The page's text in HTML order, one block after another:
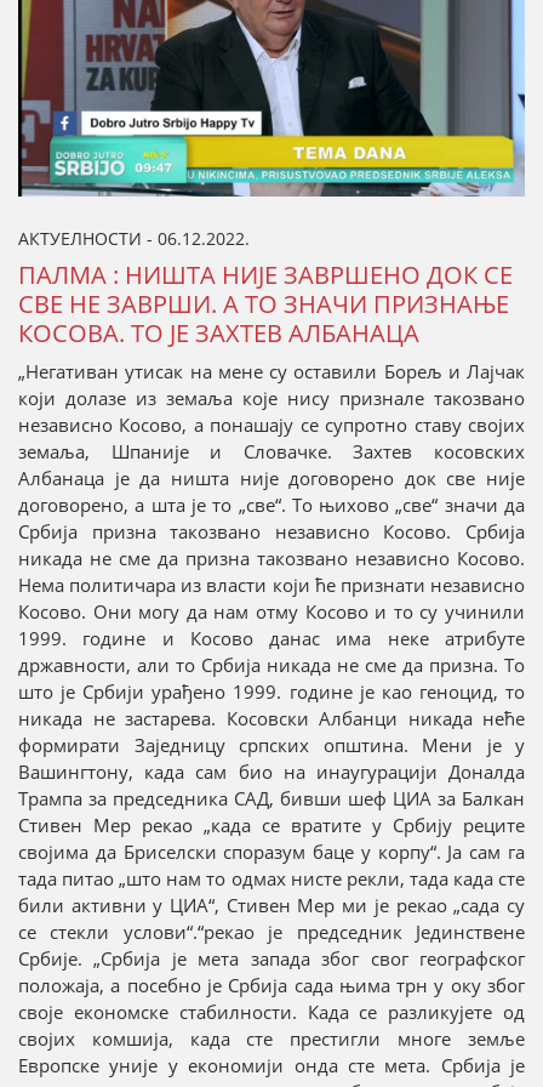
АКТУЕЛНОСТИ - 06.12.2022.
ПАЛМА : НИШТА НИЈЕ ЗАВРШЕНО ДОК СЕ
СВЕ НЕ ЗАВРШИ. А ТО ЗНАЧИ ПРИЗНАЊЕ
КОСОВА. ТО ЈЕ ЗАХТЕВ АЛБАНАЦА
„Негативан утисак на мене су оставили Борељ и Лајчак
који долазе из земаља које нису признале такозвано
независно Косово, а понашају се супротно ставу својих
земаља, Шпаније и Словачке. Захтев косовских
Албанаца је да ништа није договорено док све није
договорено, а шта је то „све“. То њихово „све“ значи да
Србија призна такозвано независно Косово. Србија
никада не сме да призна такозвано независно Косово.
Нема политичара из власти који ће признати независно
Косово. Они могу да нам отму Косово и то су учинили
1999. године и Косово данас има неке атрибуте
државности, али то Србија никада не сме да призна. То
што је Србији урађено 1999. године је као геноцид, то
никада не застарева. Косовски Албанци никада неће
формирати Заједницу српских општина. Мени је у
Вашингтону, када сам био на инаугурацији Доналда
Трампа за председника САД, бивши шеф ЦИА за Балкан
Стивен Мер рекао „када се вратите у Србију реците
својима да Бриселски споразум баце у корпу“. Ја сам га
тада питао „што нам то одмах нисте рекли, тада када сте
били активни у ЦИА“, Стивен Мер ми је рекао „сада су
се стекли услови“.“рекао је председник Јединствене
Србије. „Србија је мета запада због свог географског
положаја, а посебно је Србија сада њима трн у оку због
своје економске стабилности. Када се разликујете од
својих комшија, када сте престигли многе земље
Европске уније у економији онда сте мета. Србија је